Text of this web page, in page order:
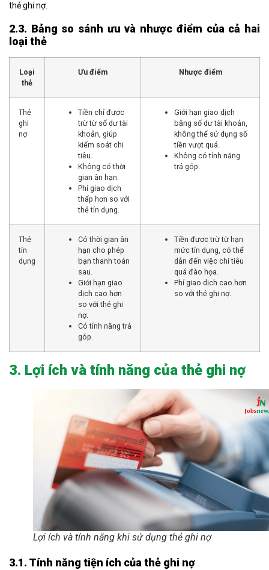
thẻ ghi nợ.
2.3. Bảng so sánh ưu và nhược điểm của cả hai
loại thẻ
Loại
thẻ
Ưu điểm Nhược điểm
Thẻ
ghi
nợ
Tiền chỉ được
trừ từ số dư tài
khoản, giúp
kiểm soát chi
tiêu.
Không có thời
gian ân hạn.
Phí giao dịch
thấp hơn so với
thẻ tín dụng.
Giới hạn giao dịch
bằng số dư tài khoản,
không thể sử dụng số
tiền vượt quá.
Không có tính năng
trả góp.
Thẻ
tín
dụng
Có thời gian ân
hạn cho phép
bạn thanh toán
sau.
Giới hạn giao
dịch cao hơn
so với thẻ ghi
nợ.
Có tính năng trả
góp.
Tiền được trừ từ hạn
mức tín dụng, có thể
dẫn đến việc chi tiêu
quá đào họa.
Phí giao dịch cao hơn
so với thẻ ghi nợ.
3. Lợi ích và tính năng của thẻ ghi nợ
Lợi ích và tính năng khi sử dụng thẻ ghi nợ
3.1. Tính năng tiện ích của thẻ ghi nợ